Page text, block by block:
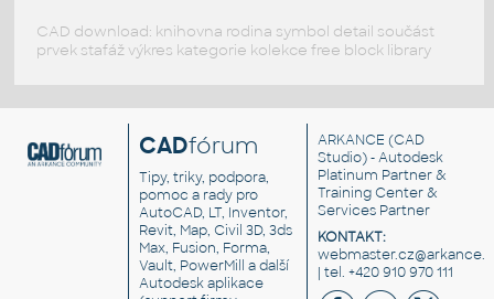
CAD download: knihovna rodina symbol detail součást
prvek stafáž výkres kategorie kolekce free block library
CADfórum
Tipy, triky, podpora,
pomoc a rady pro
AutoCAD, LT, Inventor,
Revit, Map, Civil 3D, 3ds
Max, Fusion, Forma,
Vault, PowerMill a další
Autodesk aplikace
ARKANCE (CAD
Studio) - Autodesk
Platinum Partner &
Training Center &
Services Partner
KONTAKT:
| tel. +420 910 970 111